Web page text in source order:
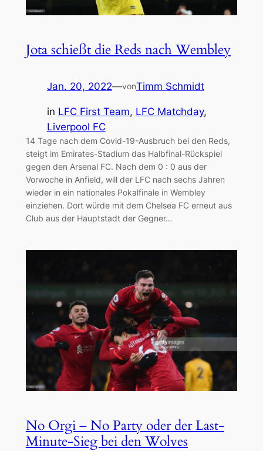
Jota schießt die Reds nach Wembley
Jan. 20, 2022—vonTimm Schmidt
in LFC First Team, LFC Matchday
Liverpool FC
14 Tage nach dem Covid-19-Ausbruch bei den Reds,
steigt im Emirates-Stadium das Halbfinal-Rückspiel
gegen den Arsenal FC. Nach dem 0 : 0 aus der
Vorwoche in Anfield, will der LFC nach sechs Jahren
wieder in ein nationales Pokalfinale in Wembley
einziehen. Dort würde mit dem Chelsea FC erneut aus
Club aus der Hauptstadt der Gegner…
No Orgi – No Party oder der Last-
Minute-Sieg bei den Wolves